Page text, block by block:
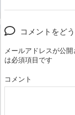
コメントをど
メールアドレスが公開
は必須項目です
コメント